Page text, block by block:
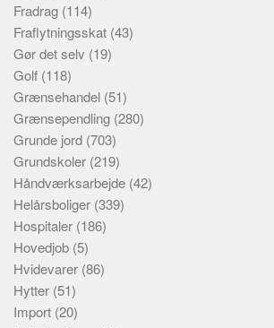
Fradrag (114)
Fraflytningsskat (43)
Gør det selv (19)
Golf (118)
Grænsehandel (51)
Grænsependling (280)
Grunde jord (703)
Grundskoler (219)
Håndværksarbejde (42)
Helårsboliger (339)
Hospitaler (186)
Hovedjob (5)
Hvidevarer (86)
Hytter (51)
Import (20)